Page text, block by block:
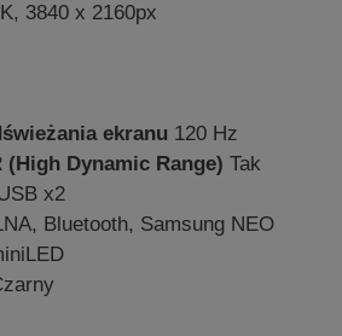
3840 x 2160px
ekranu 120 Hz
(High Dynamic Range) Tak
x2
Bluetooth, Samsung NEO